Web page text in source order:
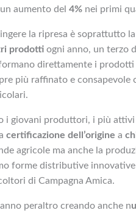
aumento del 4% nei primi
la ripresa è soprattutto la
prodotti ogni anno, un terzo
direttamente i
più raffinato e
i giovani produttori, i più
certificazione dell’origine a
agricole ma anche la
forme distributive
di Campagna Amica.
peraltro creando anche n